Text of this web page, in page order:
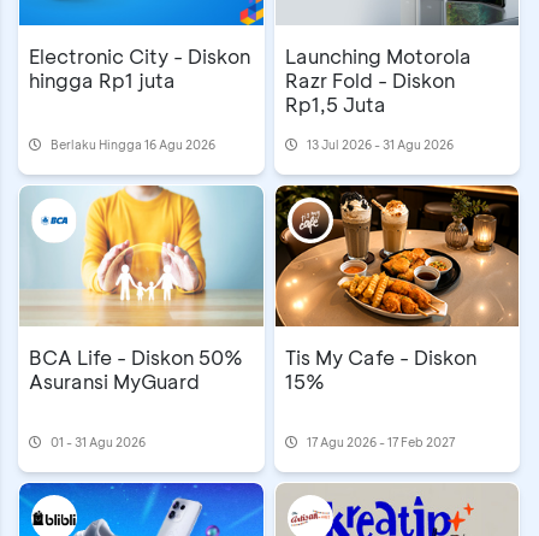
Electronic City - Diskon
hingga Rp1 juta
Berlaku Hingga 16 Agu 2026
Launching Motorola
Razr Fold - Diskon
Rp1,5 Juta
13 Jul 2026 - 31 Agu 2026
BCA Life - Diskon 50%
Asuransi MyGuard
01 - 31 Agu 2026
Tis My Cafe - Diskon
15%
17 Agu 2026 - 17 Feb 2027